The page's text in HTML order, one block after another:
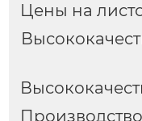
Цены на